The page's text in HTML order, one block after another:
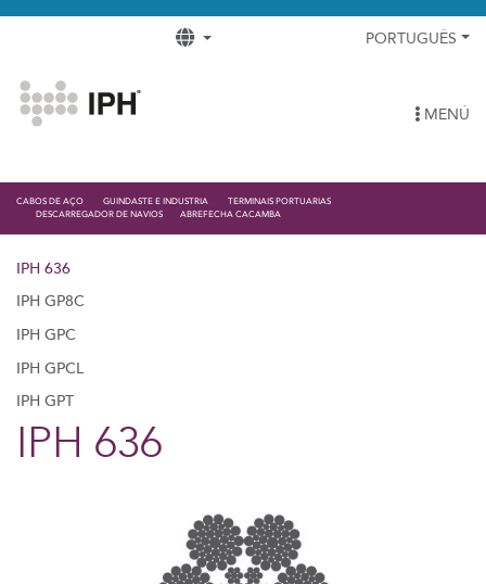
PORTUGUÊS
MENÚ
CABOS DE AÇO GUINDASTE E INDUSTRIA
TERMINAIS PORTUARIAS
DESCARREGADOR DE NAVIOS
ABREFECHA CACAMBA
IPH 636
IPH GP8C
IPH GPC
IPH GPCL
IPH GPT
IPH 636